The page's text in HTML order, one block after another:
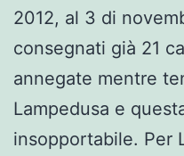
2012, al 3 di
consegnati già 21
annegate mentre
Lampedusa e
insopportabile. Per